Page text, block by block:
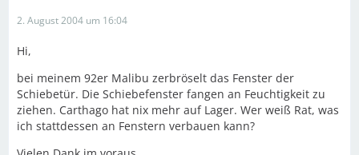
2. August 2004 um 16:04
Hi,
bei meinem 92er Malibu zerbröselt das Fenster der
Schiebetür. Die Schiebefenster fangen an Feuchtigkeit zu
ziehen. Carthago hat nix mehr auf Lager. Wer weiß Rat, was
ich stattdessen an Fenstern verbauen kann?